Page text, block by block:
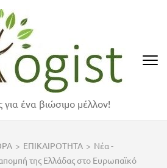
για ένα βιώσιμο μέλλον!
> ΕΠΙΚΑΙΡΟΤΗΤΑ > Νέα -
της Ελλάδας στο Ευρωπαϊκό